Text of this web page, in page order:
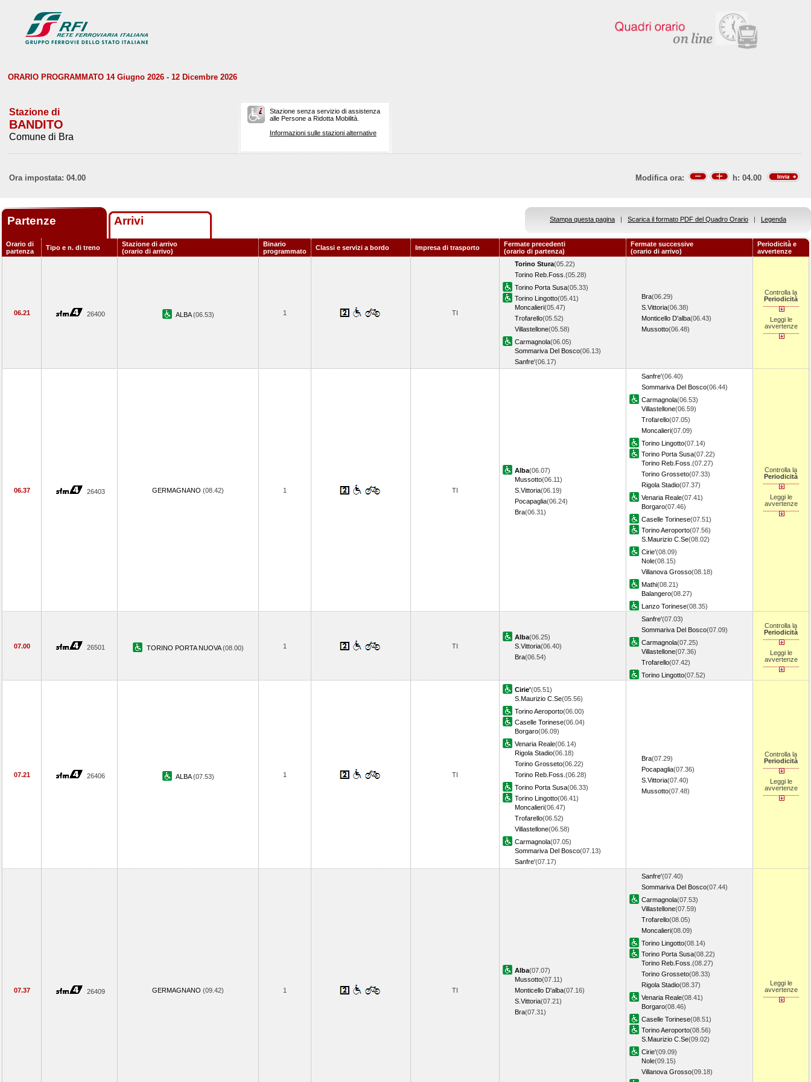
ORARIO PROGRAMMATO 14 Giugno 2026 - 12 Dicembre 2026
Stazione di
BANDITO
Comune di Bra
Stazione senza servizio di assistenza
alle Persone a Ridotta Mobilità.
Informazioni sulle stazioni alternative
Ora impostata: 04.00 Modifica ora: h: 04.00
Partenze Arrivi Stampa questa pagina | Scarica il formato PDF del Quadro Orario | Legenda
Orario di
partenza
Tipo e n. di treno
Stazione di arrivo
(orario di arrivo)
Binario
programmato
Classi e servizi a bordo Impresa di trasporto
Fermate precedenti
(orario di partenza)
Fermate successive
(orario di arrivo)
Periodicità e
avvertenze
06.21 26400 ALBA(06.53) 1 TI
Torino Stura(05.22)
Torino Reb.Foss. (05.28)
Torino Porta Susa(05.33)
Torino Lingotto(05.41)
Moncalieri(05.47)
Trofarello(05.52)
Villastellone(05.58)
Carmagnola(06.05)
Sommariva Del Bosco(06.13)
Sanfre'(06.17)
Bra(06.29)
S.Vittoria(06.38)
Monticello D'alba(06.43)
Mussotto(06.48)
Controlla la
Periodicità
Leggi le
avvertenze
06.37 26403 GERMAGNANO (08.42) 1 TI
Alba(06.07)
Mussotto(06.11)
S.Vittoria(06.19)
Pocapaglia(06.24)
Bra(06.31)
Sanfre'(06.40)
Sommariva Del Bosco(06.44)
Carmagnola(06.53)
Villastellone(06.59)
Trofarello(07.05)
Moncalieri(07.09)
Torino Lingotto(07.14)
Torino Porta Susa(07.22)
Torino Reb.Foss. (07.27)
Torino Grosseto(07.33)
Rigola Stadio(07.37)
Venaria Reale(07.41)
Borgaro(07.46)
Caselle Torinese(07.51)
Torino Aeroporto(07.56)
S.Maurizio C.Se(08.02)
Cirie'(08.09)
Nole(08.15)
Villanova Grosso(08.18)
Mathi(08.21)
Balangero(08.27)
Lanzo Torinese(08.35)
Controlla la
Periodicità
Leggi le
avvertenze
07.00 26501 TORINO PORTA NUOVA(08.00) 1 TI
Alba(06.25)
S.Vittoria(06.40)
Bra(06.54)
Sanfre'(07.03)
Sommariva Del Bosco(07.09)
Carmagnola(07.25)
Villastellone(07.36)
Trofarello(07.42)
Torino Lingotto(07.52)
Controlla la
Periodicità
Leggi le
avvertenze
07.21 26406 ALBA(07.53) 1 TI
Cirie'(05.51)
S.Maurizio C.Se(05.56)
Torino Aeroporto(06.00)
Caselle Torinese(06.04)
Borgaro(06.09)
Venaria Reale(06.14)
Rigola Stadio(06.18)
Torino Grosseto(06.22)
Torino Reb.Foss. (06.28)
Torino Porta Susa(06.33)
Torino Lingotto(06.41)
Moncalieri(06.47)
Trofarello(06.52)
Villastellone(06.58)
Carmagnola(07.05)
Sommariva Del Bosco(07.13)
Sanfre'(07.17)
Bra(07.29)
Pocapaglia(07.36)
S.Vittoria(07.40)
Mussotto(07.48)
Controlla la
Periodicità
Leggi le
avvertenze
07.37 26409 GERMAGNANO (09.42) 1 TI
Alba(07.07)
Mussotto(07.11)
Monticello D'alba(07.16)
S.Vittoria(07.21)
Bra(07.31)
Sanfre'(07.40)
Sommariva Del Bosco(07.44)
Carmagnola(07.53)
Villastellone(07.59)
Trofarello(08.05)
Moncalieri(08.09)
Torino Lingotto(08.14)
Torino Porta Susa(08.22)
Torino Reb.Foss. (08.27)
Torino Grosseto(08.33)
Rigola Stadio(08.37)
Venaria Reale(08.41)
Borgaro(08.46)
Caselle Torinese(08.51)
Torino Aeroporto(08.56)
S.Maurizio C.Se(09.02)
Cirie'(09.09)
Nole(09.15)
Villanova Grosso(09.18)
Leggi le
avvertenze